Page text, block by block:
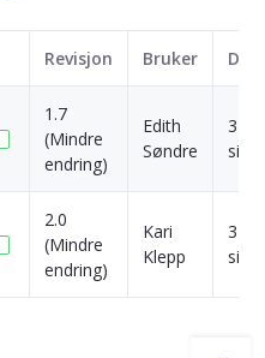
Revisjon Bruker
1.7
(Mindre
endring)
Edith
Søndre
3 År
2.0
(Mindre
endring)
Kari
Klepp
3 År